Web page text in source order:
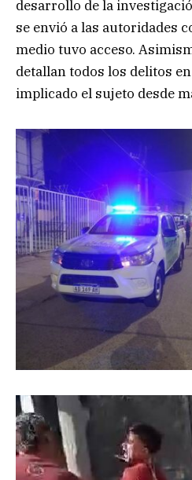
desarrollo de la
se envió a las autoridades
medio tuvo acceso.
detallan todos los delitos
implicado el sujeto desde